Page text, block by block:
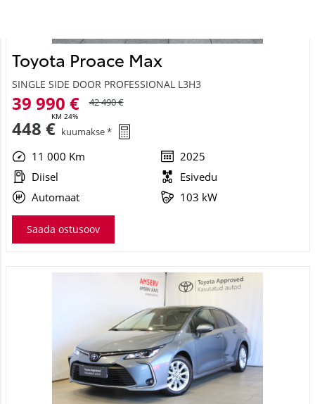
Toyota Proace Max
SINGLE SIDE DOOR PROFESSIONAL L3H3
39 990 €
KM 24%
42 490 €
448 € kuumakse *
11 000 Km
2025
Diisel
Esivedu
Automaat
103 kW
Saada ostusoov